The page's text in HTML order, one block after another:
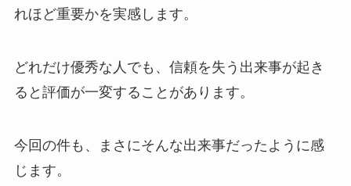
れほど重要かを実感します。
どれだけ優秀な人でも、信頼を失う出来事が起き
ると評価が一変することがあります。
今回の件も、まさにそんな出来事だったように感
じます。